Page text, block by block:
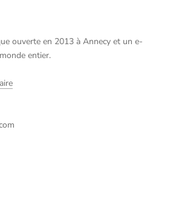
ouverte en 2013 à Annecy et un e-
entier.